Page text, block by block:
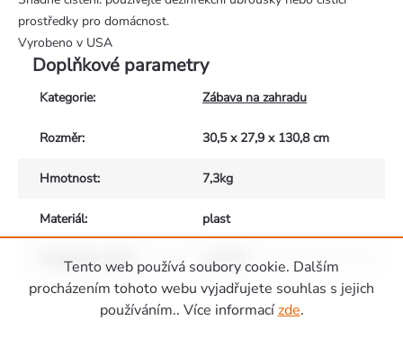
Tento web používá soubory cookie. Dalším
procházením tohoto webu vyjadřujete souhlas s jejich
používáním.. Více informacízde.
prostředky pro domácnost.
Vyrobeno v USA
Doplňkové parametry
Kategorie: Zábava na zahradu
Rozměr: 30,5 x 27,9 x 130,8 cm
Hmotnost: 7,3kg
Materiál: plast
Vhodné pro děti od 3 let
Zápatí